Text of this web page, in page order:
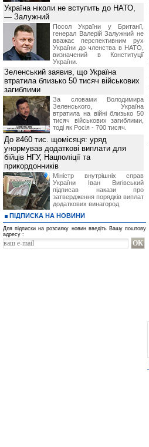
Україна ніколи не вступить до НАТО,
— Залужний
Посол України у Британії,
генерал Валерій Залужний не
вважає перспективним рух
України до членства в НАТО,
визначений в Конституції
України.
Зеленський заявив, що Україна
втратила близько 50 тисяч військових
загиблими
За словами Володимира
Зеленського, Україна
втратила на війні близько 50
тисяч військових загиблими,
тоді як Росія - 700 тисяч.
До ₴460 тис. щомісяця: уряд
унормував додаткові виплати для
бійців НГУ, Нацполіції та
прикордонників
Міністр внутрішніх справ
України Іван Вигівський
підписав накази про
затвердження порядків виплат
додаткових винагород
ПІДПИСКА НА НОВИНИ
Для підписки на розсилку новин введіть Вашу поштову
адресу :